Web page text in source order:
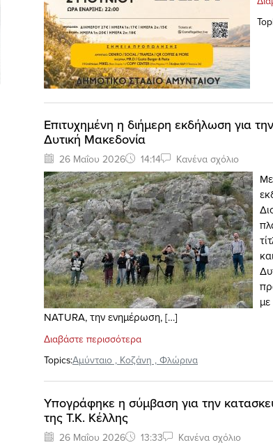
Επιτυχημένη η διήμερη εκδήλωση για
Δυτική Μακεδονία
26 Μαΐου 2026 14:14 Κανένα σχόλιο
NATURA, την ενημέρωση, […]
Διαβάστε περισσότερα
Topics:Αμύνταιο , Κοζάνη , Φλώρινα
Υπογράφηκε η σύμβαση για την
της Τ.Κ. Κέλλης
26 Μαΐου 2026 13:33 Κανένα σχόλιο